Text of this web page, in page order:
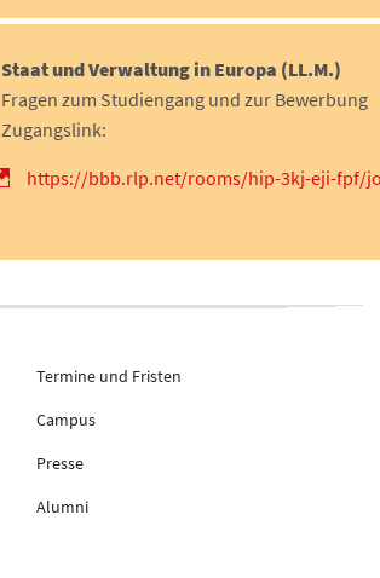
Staat und Verwaltung in Europa (LL.M.)
Fragen zum Studiengang und zur Bewerbung
Zugangslink:
https://bbb.rlp.net/rooms/hip-3kj-eji-fpf/
Termine und Fristen
Campus
Presse
Alumni